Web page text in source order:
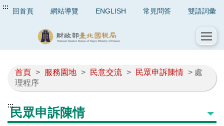
::: 回首頁 網站導覽 ENGLISH 常見問答 雙語詞彙
首頁 > 服務園地 > 民意交流 > 民眾申訴陳情 > 處
理程序
:::民眾申訴陳情